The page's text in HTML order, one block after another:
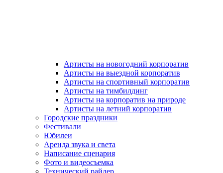
Артисты на новогодний корпоратив
Артисты на выездной корпоратив
Артисты на спортивный корпоратив
Артисты на тимбилдинг
Артисты на корпоратив на природе
Артисты на летний корпоратив
Городские праздники
Фестивали
Юбилеи
Аренда звука и света
Написание сценария
Фото и видеосъемка
Технический райдер